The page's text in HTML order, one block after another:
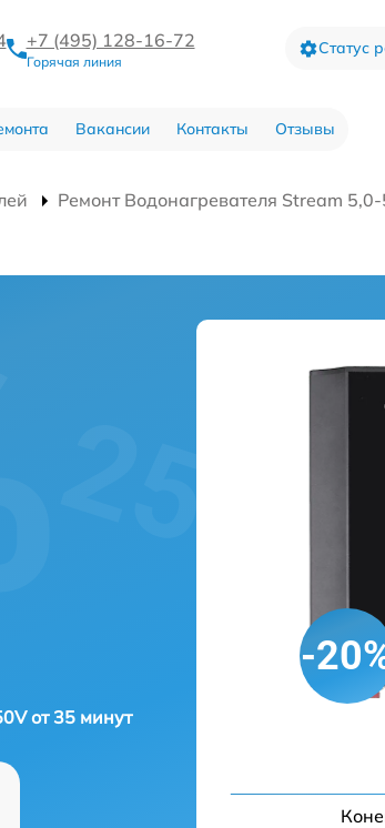
+7 (495) 128-16-72
Горячая линия
Статус
Вакансии Контакты Отзывы
Ремонт Водонагревателя Stream
от 35 минут
-